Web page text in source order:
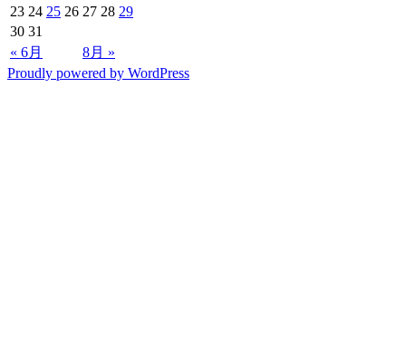
« 6月 8月 »
23 24 25 26 27 28 29
30 31
Proudly powered by WordPress